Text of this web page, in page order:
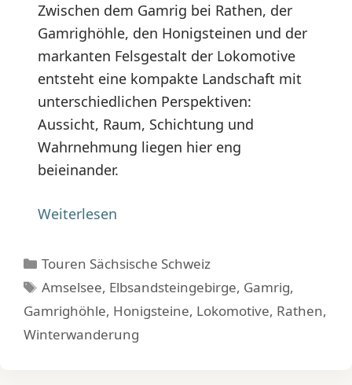
Zwischen dem Gamrig bei Rathen, der
Gamrighöhle, den Honigsteinen und der
markanten Felsgestalt der Lokomotive
entsteht eine kompakte Landschaft mit
unterschiedlichen Perspektiven:
Aussicht, Raum, Schichtung und
Wahrnehmung liegen hier eng
beieinander.
Weiterlesen
Kategorien
Touren Sächsische Schweiz
Schlagwörter
Amselsee, Elbsandsteingebirge, Gamrig,
Gamrighöhle, Honigsteine, Lokomotive, Rathen,
Winterwanderung